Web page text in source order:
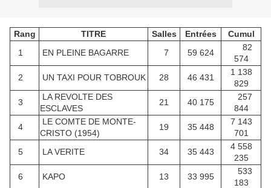
Rang TITRE Salles Entrées
Cumul
1
EN PLEINE BAGARRE 7 59 624
82
574
2
UN TAXI POUR TOBROUK 28 46 431
1 138
829
3
LA REVOLTE DES
ESCLAVES
21 40 175
257
844
4
LE COMTE DE MONTE-
CRISTO (1954)
19 35 448
7 143
701
5
LA VERITE 34 35 443
4 558
235
6
KAPO 13 33 995
533
183